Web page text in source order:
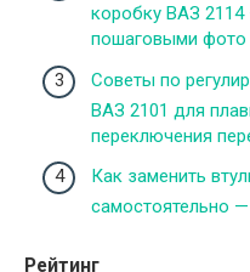
коробку ВАЗ 2114
пошаговыми фото
Советы по
ВАЗ 2101 для
переключения
Как заменить
самостоятельно
Рейтинг